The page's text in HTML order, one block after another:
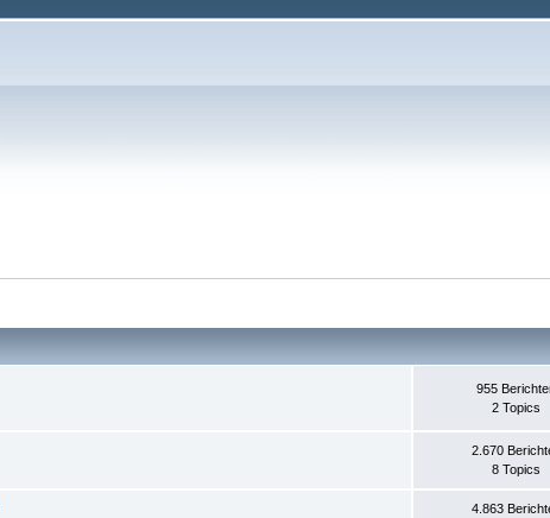
955
2 Topics
2.670
8 Topics
4.863